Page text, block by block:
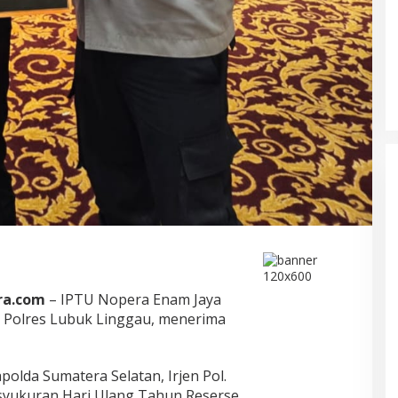
– IPTU Nopera Enam Jaya
Lubuk Linggau, menerima
Sumatera Selatan, Irjen Pol.